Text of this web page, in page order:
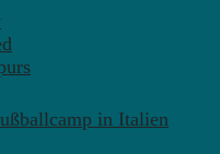
in Italien